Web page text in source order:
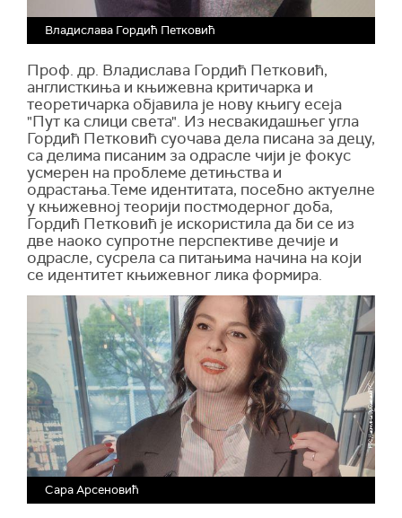
Владислава Гордић Петковић
Проф. др. Владислава Гордић Петковић,
англисткиња и књижевна критичарка и
теоретичарка објавила је нову књигу есеја
"Пут ка слици света". Из несвакидашњег угла
Гордић Петковић суочава дела писана за децу,
са делима писаним за одрасле чији је фокус
усмерен на проблеме детињства и
одрастања.Теме идентитата, посебно актуелне
у књижевној теорији постмодерног доба,
Гордић Петковић је искористила да би се из
две наоко супротне перспективе дечије и
одрасле, сусрела са питањима начина на који
се идентитет књижевног лика формира.
Сара Арсеновић